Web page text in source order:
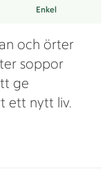
Enkel
och örter
soppor
ge
ett nytt liv.